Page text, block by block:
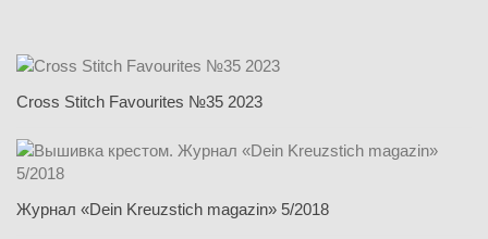
Cross Stitch Favourites №35 2023
Журнал «Dein Kreuzstich magazin» 5/2018